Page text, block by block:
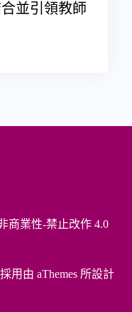
並引領教師
商業性-禁止改作 4.0
用由 aThemes 所設計